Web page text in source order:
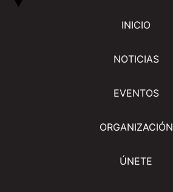
INICIO
NOTICIAS
EVENTOS
ORGANIZACIÓN
ÚNETE